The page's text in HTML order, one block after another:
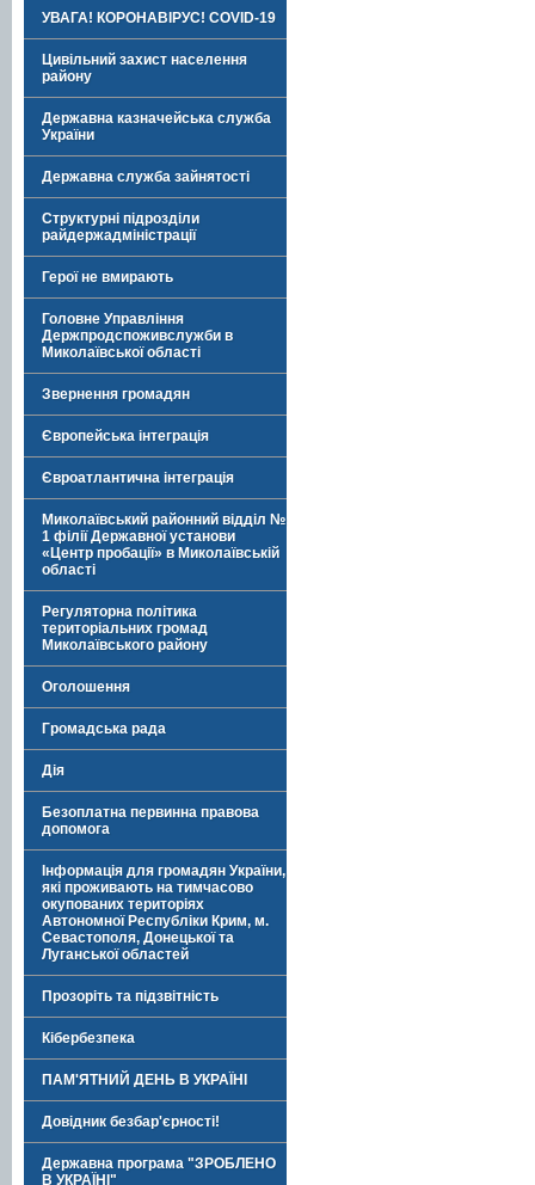
УВАГА! КОРОНАВІРУС! COVID-19
Цивільний захист населення
району
Державна казначейська служба
України
Державна служба зайнятості
Структурні підрозділи
райдержадміністрації
Герої не вмирають
Головне Управління
Держпродспоживслужби в
Миколаївської області
Звернення громадян
Європейська інтеграція
Євроатлантична інтеграція
Миколаївський районний відділ №
1 філії Державної установи
«Центр пробації» в Миколаївській
області
Регуляторна політика
територіальних громад
Миколаївського району
Оголошення
Громадська рада
Дія
Безоплатна первинна правова
допомога
Інформація для громадян України,
які проживають на тимчасово
окупованих територіях
Автономної Республіки Крим, м.
Севастополя, Донецької та
Луганської областей
Прозоріть та підзвітність
Кібербезпека
ПАМ'ЯТНИЙ ДЕНЬ В УКРАЇНІ
Довідник безбар'єрності!
Державна програма "ЗРОБЛЕНО
В УКРАЇНІ"